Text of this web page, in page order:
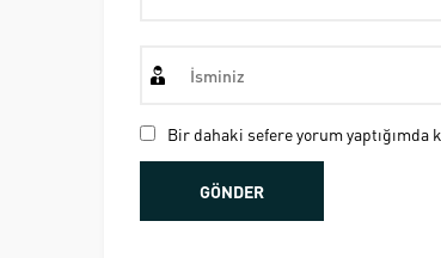
Bir dahaki sefere yorum yaptığımda